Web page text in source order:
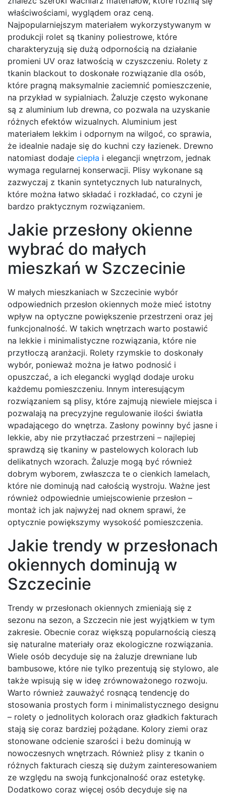
właściwościami, wyglądem oraz ceną.
Najpopularniejszym materiałem wykorzystywanym w
produkcji rolet są tkaniny poliestrowe, które
charakteryzują się dużą odpornością na działanie
promieni UV oraz łatwością w czyszczeniu. Rolety z
tkanin blackout to doskonałe rozwiązanie dla osób,
które pragną maksymalnie zaciemnić pomieszczenie,
na przykład w sypialniach. Żaluzje często wykonane
są z aluminium lub drewna, co pozwala na uzyskanie
różnych efektów wizualnych. Aluminium jest
materiałem lekkim i odpornym na wilgoć, co sprawia,
że idealnie nadaje się do kuchni czy łazienek. Drewno
natomiast dodaje ciepła i elegancji wnętrzom, jednak
wymaga regularnej konserwacji. Plisy wykonane są
zazwyczaj z tkanin syntetycznych lub naturalnych,
które można łatwo składać i rozkładać, co czyni je
bardzo praktycznym rozwiązaniem.
Jakie przesłony okienne
wybrać do małych
mieszkań w Szczecinie
W małych mieszkaniach w Szczecinie wybór
odpowiednich przesłon okiennych może mieć istotny
wpływ na optyczne powiększenie przestrzeni oraz jej
funkcjonalność. W takich wnętrzach warto postawić
na lekkie i minimalistyczne rozwiązania, które nie
przytłoczą aranżacji. Rolety rzymskie to doskonały
wybór, ponieważ można je łatwo podnosić i
opuszczać, a ich elegancki wygląd dodaje uroku
każdemu pomieszczeniu. Innym interesującym
rozwiązaniem są plisy, które zajmują niewiele miejsca i
pozwalają na precyzyjne regulowanie ilości światła
wpadającego do wnętrza. Zasłony powinny być jasne i
lekkie, aby nie przytłaczać przestrzeni – najlepiej
sprawdzą się tkaniny w pastelowych kolorach lub
delikatnych wzorach. Żaluzje mogą być również
dobrym wyborem, zwłaszcza te o cienkich lamelach,
które nie dominują nad całością wystroju. Ważne jest
również odpowiednie umiejscowienie przesłon –
montaż ich jak najwyżej nad oknem sprawi, że
optycznie powiększymy wysokość pomieszczenia.
Jakie trendy w przesłonach
okiennych dominują w
Szczecinie
Trendy w przesłonach okiennych zmieniają się z
sezonu na sezon, a Szczecin nie jest wyjątkiem w tym
zakresie. Obecnie coraz większą popularnością cieszą
się naturalne materiały oraz ekologiczne rozwiązania.
Wiele osób decyduje się na żaluzje drewniane lub
bambusowe, które nie tylko prezentują się stylowo, ale
także wpisują się w ideę zrównoważonego rozwoju.
Warto również zauważyć rosnącą tendencję do
stosowania prostych form i minimalistycznego designu
– rolety o jednolitych kolorach oraz gładkich fakturach
stają się coraz bardziej pożądane. Kolory ziemi oraz
stonowane odcienie szarości i beżu dominują w
nowoczesnych wnętrzach. Również plisy z tkanin o
różnych fakturach cieszą się dużym zainteresowaniem
ze względu na swoją funkcjonalność oraz estetykę.
Dodatkowo coraz więcej osób decyduje się na